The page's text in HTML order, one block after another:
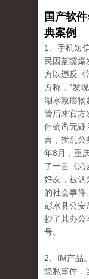
国产软
典案例
1、手机短
民因蓝藻
方以违反《
方称，"发
湖水致癌物
管后来官方
但确凿无疑
言，扰乱公
年8月，重
了一首《沁
好友，被认
的社会事件
彭水县公安
抄了其办公
号。
2、IM产品
隐私事件